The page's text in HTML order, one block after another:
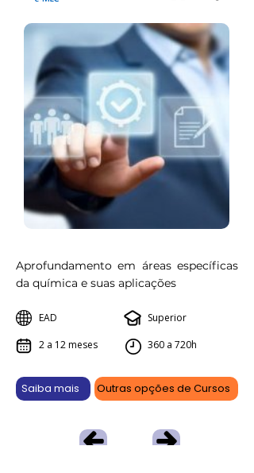
Aprofundamento em áreas específicas
da química e suas aplicações
EAD
2 a 12 meses
Superior
360 a 720h
Saiba mais Outras opções de Cursos